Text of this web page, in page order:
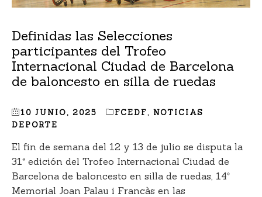
Definidas las Selecciones
participantes del Trofeo
Internacional Ciudad de Barcelona
de baloncesto en silla de ruedas
10 JUNIO, 2025 FCEDF, NOTICIAS
DEPORTE
El fin de semana del 12 y 13 de julio se disputa la
31ª edición del Trofeo Internacional Ciudad de
Barcelona de baloncesto en silla de ruedas, 14º
Memorial Joan Palau i Francàs en las